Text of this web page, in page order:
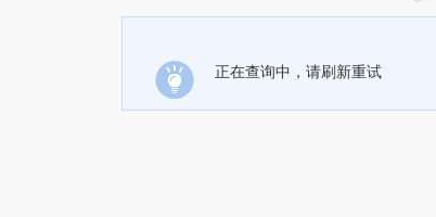
正在查询中，请刷新重试